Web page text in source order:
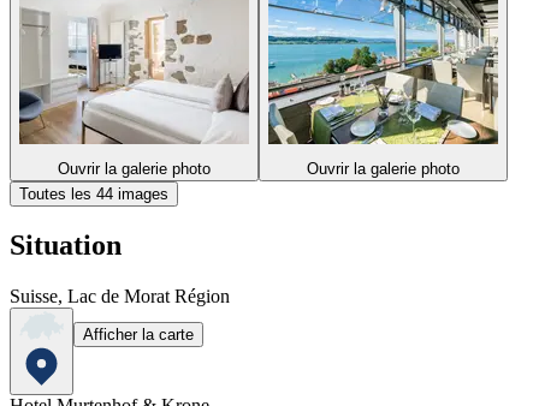
Ouvrir la galerie photo
Ouvrir la galerie photo
Toutes les 44 images
Situation
Suisse, Lac de Morat Région
Afficher la carte